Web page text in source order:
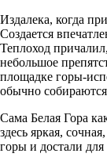
Издалека, когда
Создается
Теплоход
небольшое
площадке горы-
обычно
Сама Белая Гора
здесь яркая,
горы и достали